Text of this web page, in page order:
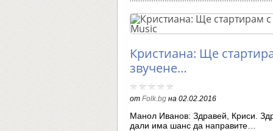
Кристиана: Ще
звучене…
от Folk.bg на 02.02.2016
Манол Иванов: Здравей, Криси.
дали има шанс да направите…